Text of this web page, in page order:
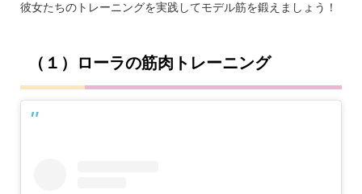
彼女たちのトレーニングを実践してモデル筋を鍛えましょう！
（１）ローラの筋肉トレーニング